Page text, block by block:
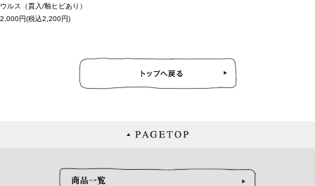
ウルス（貫入/釉ヒビあり）
2,000円(税込2,200円)